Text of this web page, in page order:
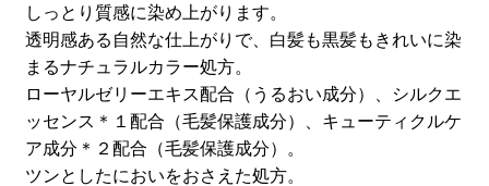
しっとり質感に染め上がります。
透明感ある自然な仕上がりで、白髪も黒髪もきれいに染
まるナチュラルカラー処方。
ローヤルゼリーエキス配合（うるおい成分）、シルクエ
ッセンス＊１配合（毛髪保護成分）、キューティクルケ
ア成分＊２配合（毛髪保護成分）。
ツンとしたにおいをおさえた処方。